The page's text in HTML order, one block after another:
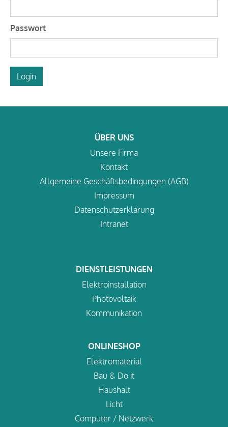
Passwort
Login
ÜBER UNS
Unsere Firma
Kontakt
Allgemeine Geschäftsbedingungen (AGB)
Impressum
Datenschutzerklärung
Intranet
DIENSTLEISTUNGEN
Elektroinstallation
Photovoltaik
Kommunikation
ONLINESHOP
Elektromaterial
Bau & Do it
Haushalt
Licht
Computer / Netzwerk